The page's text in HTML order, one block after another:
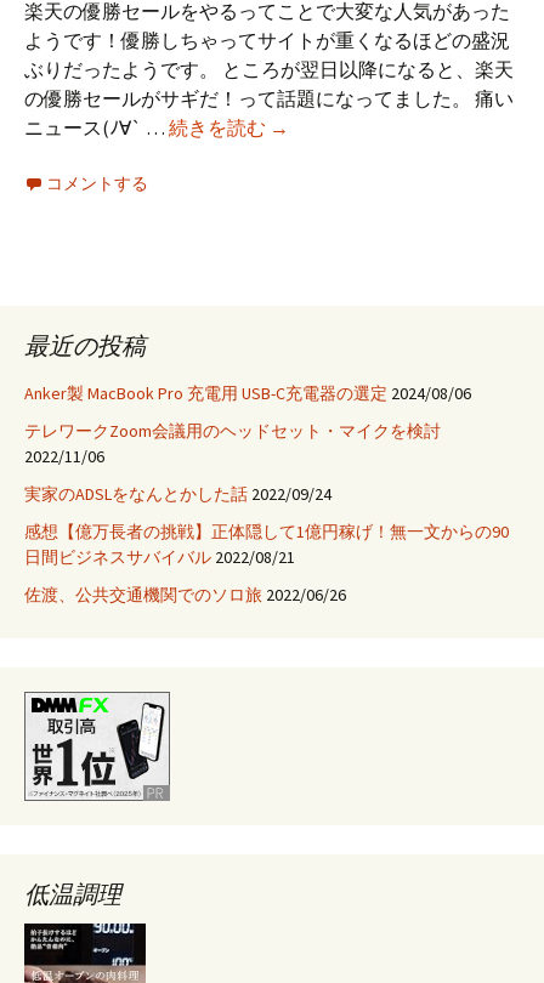
楽天の優勝セールをやるってことで大変な人気があった
ようです！優勝しちゃってサイトが重くなるほどの盛況
ぶりだったようです。 ところが翌日以降になると、楽天
の優勝セールがサギだ！って話題になってました。 痛い
ニュース(ﾉ∀` … 続きを読む 楽
ク
に
と
く
→
コメントする
最近の投稿
Anker製 MacBook Pro 充電用 USB-C充電器の選定 2024/08/06
テレワークZoom会議用のヘッドセット・マイクを検討
2022/11/06
実家のADSLをなんとかした話 2022/09/24
感想【億万長者の挑戦】正体隠して1億円稼げ！無一文からの90
日間ビジネスサバイバル 2022/08/21
佐渡、公共交通機関でのソロ旅 2022/06/26
低温調理